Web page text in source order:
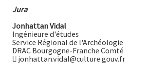
Jura
Jonhattan Vidal
Ingénieure d'études
Service Régional de l'Archéologie
DRAC Bourgogne-Franche Comté
jonhattan.vidal@culture.gouv.fr